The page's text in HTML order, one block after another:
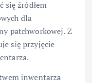
się źródłem
dla
patchworkowej. Z
się przyjęcie
inwentarza